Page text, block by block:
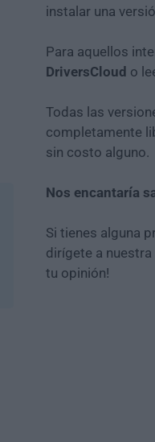
instalar una
Para aquellos
DriversCloud o
Todas las
completamente
sin costo alguno.
Nos encantaría
Si tienes alguna
dirígete a nuestra
tu opinión!